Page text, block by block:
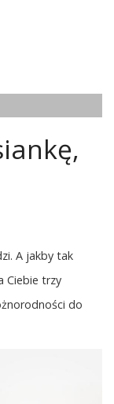
A jakby tak
Ciebie trzy
do